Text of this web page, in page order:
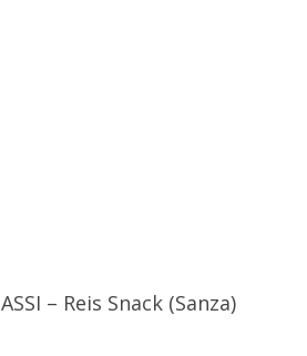
ASSI – Reis Snack (Sanza)